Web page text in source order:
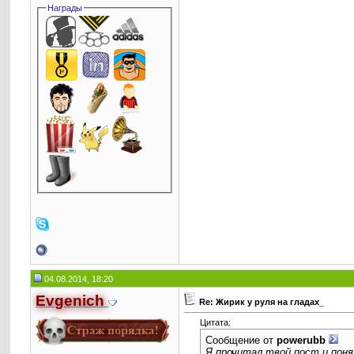
Награды
04.08.2014, 18:20
Evgenich Re: Жирик у руля на гладах_
Цитата:
Сообщение отpowerubb